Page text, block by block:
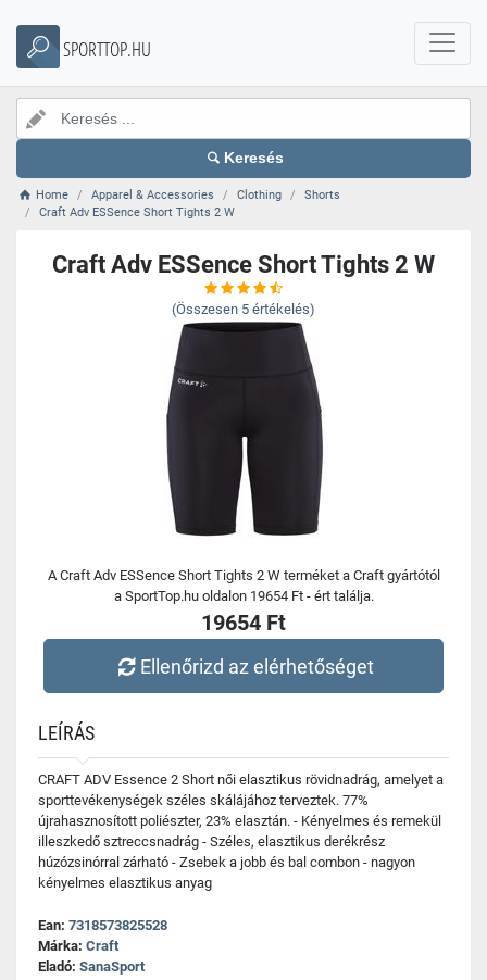
SPORTTOP.HU
Keresés
Home Apparel & Accessories Clothing
Shorts
Craft Adv ESSence Short Tights 2 W
Craft Adv ESSence Short Tights 2 W
(Összesen 5 értékelés)
A Craft Adv ESSence Short Tights 2 W terméket a Craft gyártótól
a SportTop.hu oldalon 19654 Ft - ért találja.
19654 Ft
Ellenőrizd az elérhetőséget
LEÍRÁS
CRAFT ADV Essence 2 Short női elasztikus rövidnadrág, amelyet a
sporttevékenységek széles skálájához terveztek. 77%
újrahasznosított poliészter, 23% elasztán. - Kényelmes és remekül
illeszkedő sztreccsnadrág - Széles, elasztikus derékrész
húzózsinórral zárható - Zsebek a jobb és bal combon - nagyon
kényelmes elasztikus anyag
Ean: 7318573825528
Márka: Craft
Eladó: SanaSport